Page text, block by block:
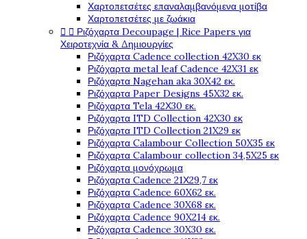
Χαρτοπετσέτες επαναλαμβανόμενα μοτίβα
Χαρτοπετσέτες με ζωάκια
  Ριζόχαρτα Decoupage | Rice Papers για
Χειροτεχνία & Δημιουργίες
Ριζόχαρτα Cadence collection 42X30 εκ
Ριζόχαρτα metal leaf Cadence 42X31 εκ
Ριζόχαρτα Nagehan aka 30X42 εκ.
Ριζόχαρτα Paper Designs 45X32 εκ.
Ριζόχαρτα Tela 42Χ30 εκ.
Ριζόχαρτα ITD Collection 42X30 εκ
Ριζόχαρτα ITD Collection 21X29 εκ
Ριζόχαρτα Calambour Collection 50X35 εκ
Ριζόχαρτα Calambour collection 34,5X25 εκ
Ριζόχαρτα μονόχρωμα
Ριζόχαρτα Cadence 21Χ29,7 εκ
Ριζόχαρτα Cadence 60X62 εκ.
Ριζόχαρτα Cadence 30X68 εκ.
Ριζόχαρτα Cadence 90X214 εκ.
Ριζόχαρτα Cadence 30X30 εκ.